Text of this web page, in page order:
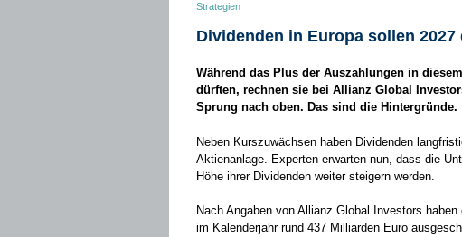
Strategien
Dividenden in Europa sollen
Während das Plus der Auszahlungen in
dürften, rechnen sie bei Allianz Global
Sprung nach oben. Das sind die Hintergründe.
Neben Kurszuwächsen haben Dividenden
Aktienanlage. Experten erwarten nun, dass die
Höhe ihrer Dividenden weiter steigern werden.
Nach Angaben von Allianz Global Investors
im Kalenderjahr rund 437 Milliarden Euro